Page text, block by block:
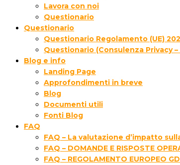
Lavora con noi
Questionario
Questionario
Questionario Regolamento (UE)
Questionario (Consulenza Privacy
Blog e info
Landing Page
Approfondimenti in breve
Blog
Documenti utili
Fonti Blog
FAQ
FAQ – La valutazione d’impatto
FAQ – DOMANDE E RISPOSTE
FAQ – REGOLAMENTO EUROPEO